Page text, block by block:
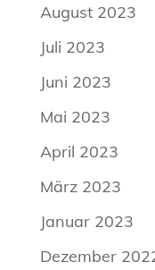
August 2023
Juli 2023
Juni 2023
Mai 2023
April 2023
März 2023
Januar 2023
Dezember